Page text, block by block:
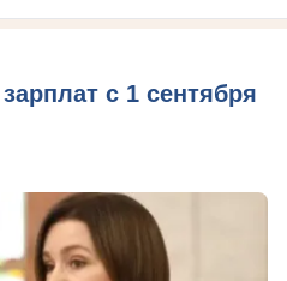
с 1 сентября